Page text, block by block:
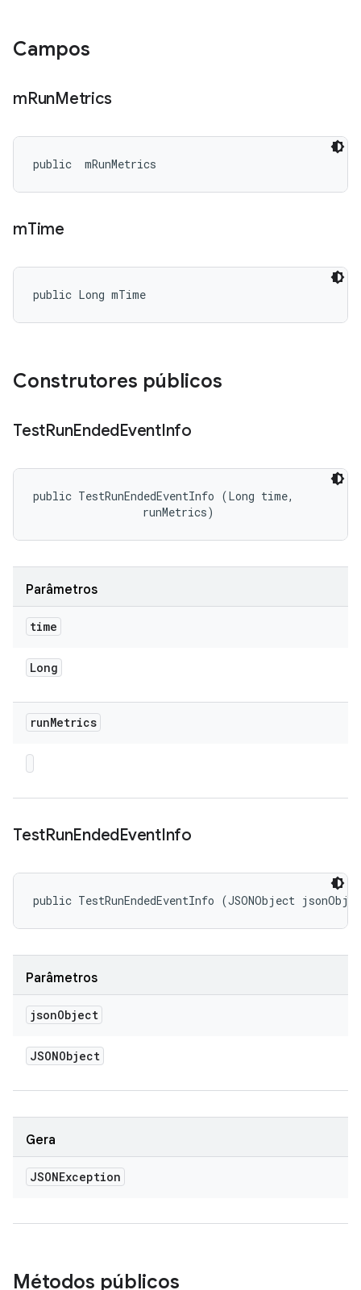
Campos
mRunMetrics
public mRunMetrics
mTime
public Long mTime
Construtores públicos
TestRunEndedEventInfo
public TestRunEndedEventInfo (Long time,
runMetrics)
Parâmetros
time
Long
runMetrics
TestRunEndedEventInfo
public TestRunEndedEventInfo (JSONObject
Parâmetros
jsonObject
JSONObject
Gera
JSONException
Métodos públicos